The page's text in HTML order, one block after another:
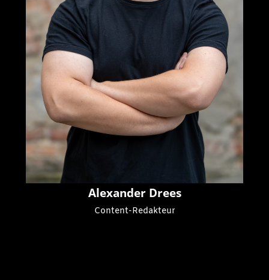
Alexander Drees
Content-Redakteur